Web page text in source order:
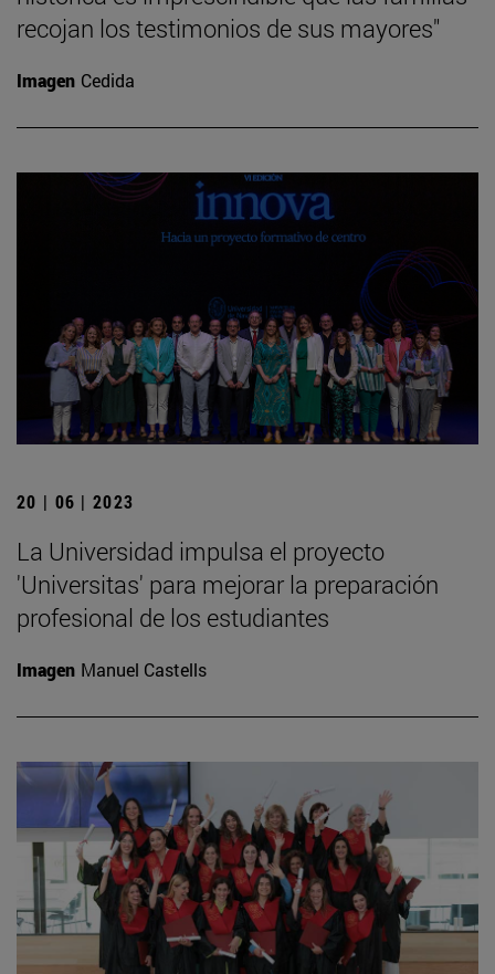
recojan los testimonios de sus mayores"
Imagen Cedida
20 | 06 | 2023
La Universidad impulsa el proyecto
'Universitas' para mejorar la preparación
profesional de los estudiantes
Imagen Manuel Castells